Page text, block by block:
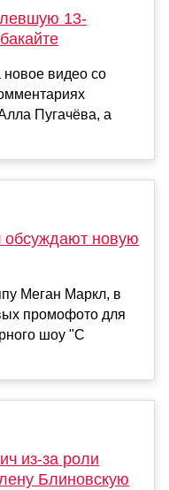
13-
новое видео со
Пугачёва, а
обсуждают новую
Меган Маркл, в
промофото для
шоу "С
из-за роли
Блиновскую